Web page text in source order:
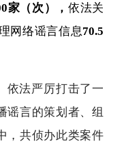
家（次）， 依法关
网络谣言信息70.5
依法严厉打击了一
谣言的策划者、组
，共侦办此类案件